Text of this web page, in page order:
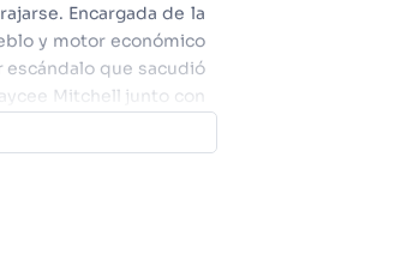
Encargada de la
y motor económico
que sacudió
Mitchell junto con
siempre. Abby sabe
preguntas que aún
de sacar a la luz